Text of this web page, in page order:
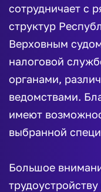
сотрудничает с
структур
Верховным
налоговой
органами,
ведомствами.
имеют
выбранной
Большое